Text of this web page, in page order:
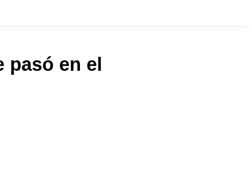
pasó en el